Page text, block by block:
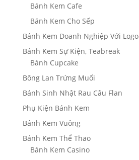
Bánh Kem Cafe
Bánh Kem Cho Sếp
Bánh Kem Doanh Nghiệp Với Logo
Bánh Kem Sự Kiện, Teabreak
Bánh Cupcake
Bông Lan Trứng Muối
Bánh Sinh Nhật Rau Câu Flan
Phụ Kiện Bánh Kem
Bánh Kem Vuông
Bánh Kem Thể Thao
Bánh Kem Casino